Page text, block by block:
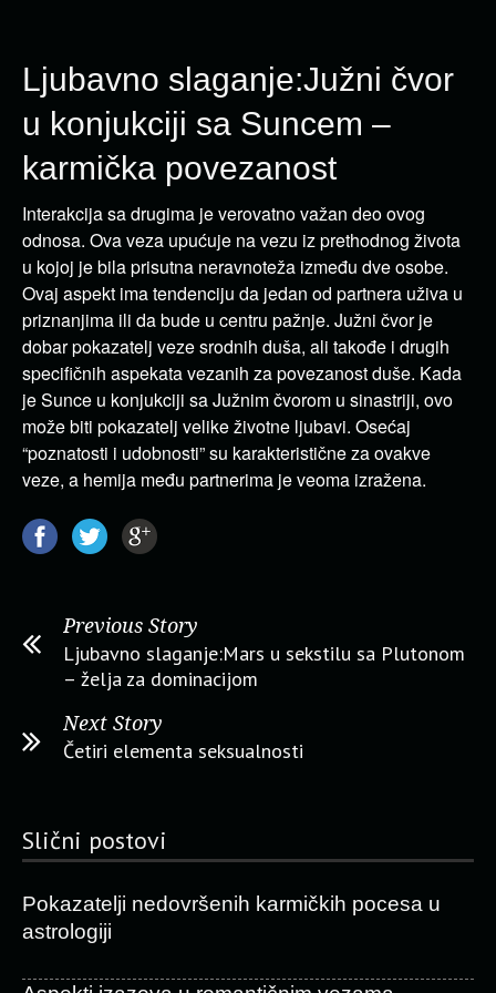
Ljubavno slaganje:Južni čvor
u konjukciji sa Suncem –
karmička povezanost
Interakcija sa drugima je verovatno važan deo ovog
odnosa. Ova veza upućuje na vezu iz prethodnog života
u kojoj je bila prisutna neravnoteža između dve osobe.
Ovaj aspekt ima tendenciju da jedan od partnera uživa u
priznanjima ili da bude u centru pažnje. Južni čvor je
dobar pokazatelj veze srodnih duša, ali takođe i drugih
specifičnih aspekata vezanih za povezanost duše. Kada
je Sunce u konjukciji sa Južnim čvorom u sinastriji, ovo
može biti pokazatelj velike životne ljubavi. Osećaj
“poznatosti i udobnosti” su karakteristične za ovakve
veze, a hemija među partnerima je veoma izražena.
Previous Story
Ljubavno slaganje:Mars u sekstilu sa Plutonom
– želja za dominacijom
Next Story
Četiri elementa seksualnosti
Slični postovi
Pokazatelji nedovršenih karmičkih pocesa u
astrologiji